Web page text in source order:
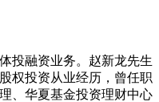
投融资业务。赵新龙先生
权投资从业经历，曾任职
、华夏基金投资理财中心